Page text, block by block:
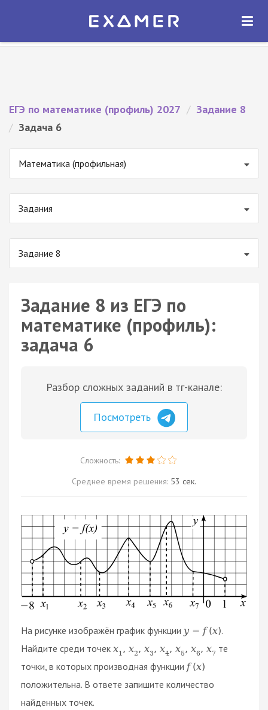
Экзамер — ЕГЭ 2027
ОТКРЫТЬ
ЕГЭ по математике (профиль) 2027 / Задание 8
/ Задача 6
Математика (профильная)
Задания
Задание 8
Задание 8 из ЕГЭ по
математике (профиль):
задача 6
Разбор сложных заданий в тг-канале:
Посмотреть
Сложность:
Среднее время решения: 53 сек.
На рисунке изображён график функции y = f (x).
Найдите среди точек x1 , x2 , x3, x4, x5 , x6, x7 те
точки, в которых производная функции f (x)
положительна. В ответе запишите количество
найденных точек.